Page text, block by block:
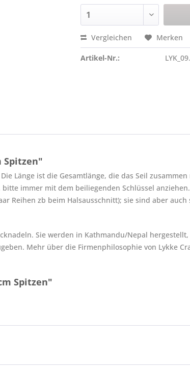
Vergleichen Merken
Artikel-Nr.:
Spitzen"
Die Länge ist die Gesamtlänge, die das Seil
immer mit dem beiliegenden Schlüssel
Reihen zb beim Halsausschnitt); sie sind aber
Sie werden in Kathmandu/Nepal
Mehr über die Firmenphilosophie von Lykke
Spitzen"